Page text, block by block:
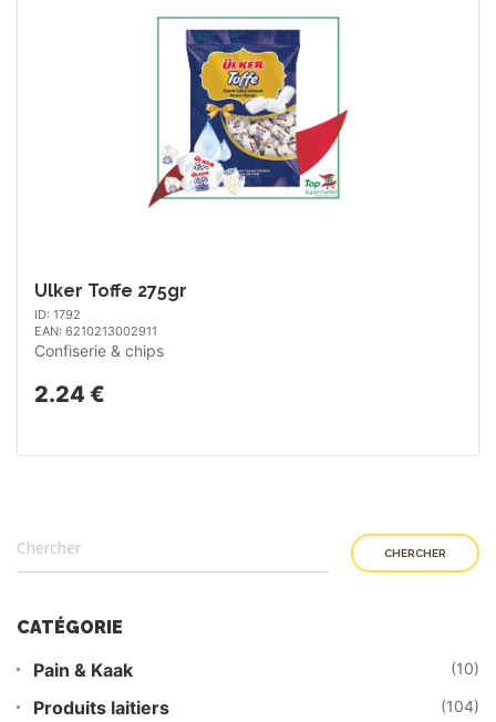
Ulker Toffe 275gr
ID: 1792
EAN: 6210213002911
Confiserie & chips
2.24 €
CHERCHER
CATÉGORIE
Pain & Kaak (10)
Produits laitiers (104)